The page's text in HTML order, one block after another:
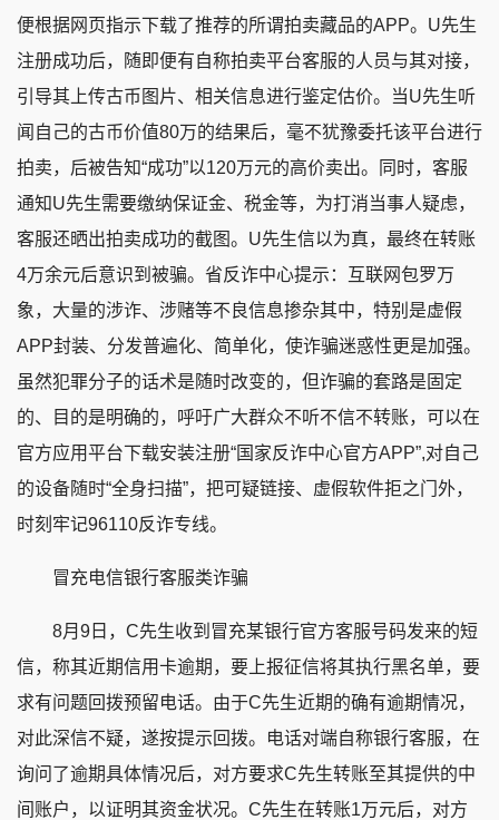
便根据网页指示下载了推荐的所谓拍卖藏品的APP。U先生
注册成功后，随即便有自称拍卖平台客服的人员与其对接，
引导其上传古币图片、相关信息进行鉴定估价。当U先生听
闻自己的古币价值80万的结果后，毫不犹豫委托该平台进行
拍卖，后被告知“成功”以120万元的高价卖出。同时，客服
通知U先生需要缴纳保证金、税金等，为打消当事人疑虑，
客服还晒出拍卖成功的截图。U先生信以为真，最终在转账
4万余元后意识到被骗。省反诈中心提示：互联网包罗万
象，大量的涉诈、涉赌等不良信息掺杂其中，特别是虚假
APP封装、分发普遍化、简单化，使诈骗迷惑性更是加强。
虽然犯罪分子的话术是随时改变的，但诈骗的套路是固定
的、目的是明确的，呼吁广大群众不听不信不转账，可以在
官方应用平台下载安装注册“国家反诈中心官方APP”,对自己
的设备随时“全身扫描”，把可疑链接、虚假软件拒之门外，
时刻牢记96110反诈专线。
冒充电信银行客服类诈骗
8月9日，C先生收到冒充某银行官方客服号码发来的短
信，称其近期信用卡逾期，要上报征信将其执行黑名单，要
求有问题回拨预留电话。由于C先生近期的确有逾期情况，
对此深信不疑，遂按提示回拨。电话对端自称银行客服，在
询问了逾期具体情况后，对方要求C先生转账至其提供的中
间账户，以证明其资金状况。C先生在转账1万元后，对方